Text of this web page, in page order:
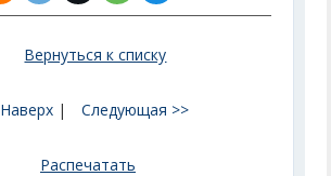
Вернуться к списку
Наверх| Следующая >>
Распечатать